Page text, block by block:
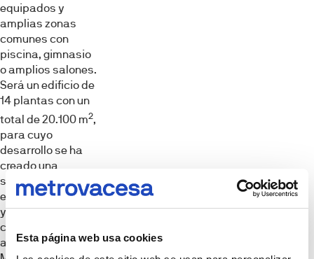
Esta página web usa cookies
equipados y
amplias zonas
comunes con
piscina, gimnasio
o amplios salones.
Será un edificio de
14 plantas con un
total de 20.100 m2,
para cuyo
desarrollo se ha
creado una
sociedad conjunta
entre Metrovacesa
y Vita, de control
compartido entre
ambas, en la que